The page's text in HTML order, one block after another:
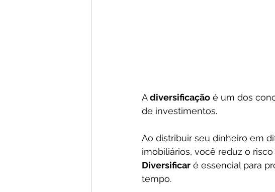
A diversificação é um dos
de investimentos.
Ao distribuir seu dinheiro em
imobiliários, você reduz o
Diversificar é essencial para
tempo.